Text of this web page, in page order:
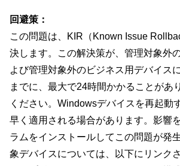
回避策：
この問題は、KIR（Known Issue
決します。この解決策が、管理対象外
よび管理対象外のビジネス用デバイス
までに、最大で24時間かかることがあ
ください。Windowsデバイスを再起動
早く適用される場合があります。影響
ラムをインストールしてこの問題が発
象デバイスについては、以下にリンク